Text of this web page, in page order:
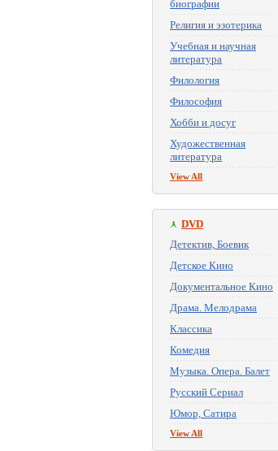
биографии
Религия и эзотерика
Учебная и научная
литература
Филология
Философия
Хобби и досуг
Художественная
литература
View All
DVD
Детектив, Боевик
Детское Кино
Документальное Кино
Драма. Мелодрама
Классика
Комедия
Музыка. Опера. Балет
Русский Сериал
Юмор, Сатира
View All